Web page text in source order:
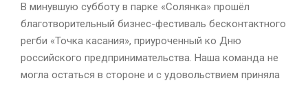
В минувшую субботу в парке «Солянка» прошёл
благотворительный бизнес-фестиваль бесконтактного
регби «Точка касания», приуроченный ко Дню
российского предпринимательства. Наша команда не
могла остаться в стороне и с удовольствием приняла